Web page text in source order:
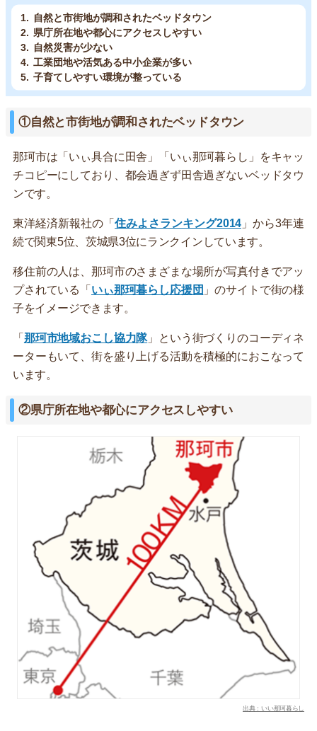
自然と市街地が調和されたベッドタウン
県庁所在地や都心にアクセスしやすい
自然災害が少ない
工業団地や活気ある中小企業が多い
子育てしやすい環境が整っている
①自然と市街地が調和されたベッドタウン
那珂市は「いぃ具合に田舎」「いぃ那珂暮らし」をキャッ
チコピーにしており、都会過ぎず田舎過ぎないベッドタウ
ンです。
東洋経済新報社の「住みよさランキング2014」から3年連
続で関東5位、茨城県3位にランクインしています。
移住前の人は、那珂市のさまざまな場所が写真付きでアッ
プされている「 いぃ那珂暮らし応援団 」のサイトで街の様
子をイメージできます。
「 那珂市地域おこし協力隊」という街づくりのコーディネ
ーターもいて、街を盛り上げる活動を積極的におこなって
います。
②県庁所在地や都心にアクセスしやすい
出典：いい那珂暮らし